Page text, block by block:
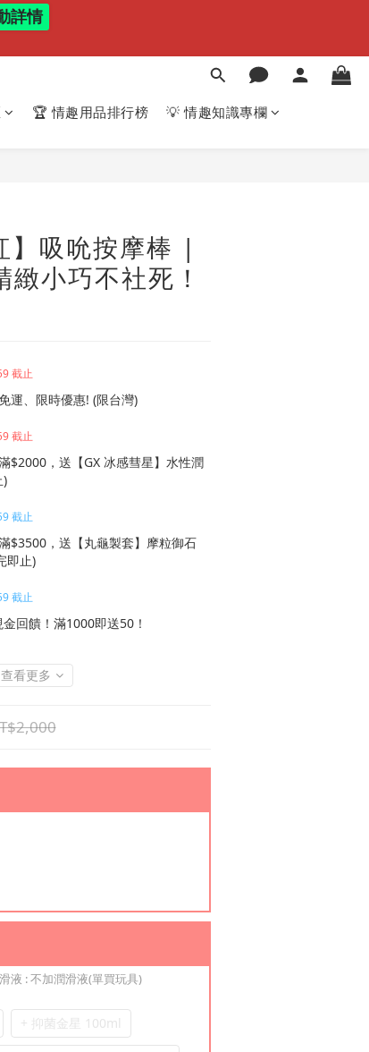
🏆 情趣用品排行榜 💡 情趣知識專欄
】吸吮按摩棒 |
小巧不社死！
截止
運、限時優惠! (限台灣)
截止
$2000，送【GX 冰感彗星】水性潤
截止
$3500，送【丸龜製套】摩粒御石
即止)
截止
回饋！滿1000即送50！
查看更多
液 : 不加潤滑液(單買玩具)
+ 抑菌金星 100ml
詳情